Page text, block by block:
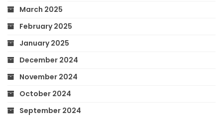
March 2025
February 2025
January 2025
December 2024
November 2024
October 2024
September 2024